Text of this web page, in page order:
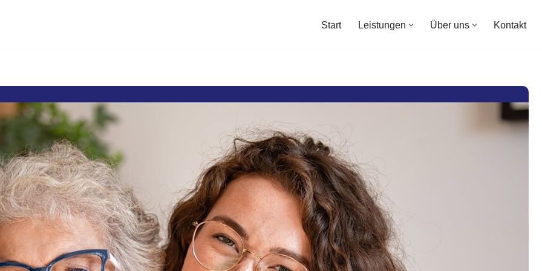
Start Leistungen Über uns Kontakt